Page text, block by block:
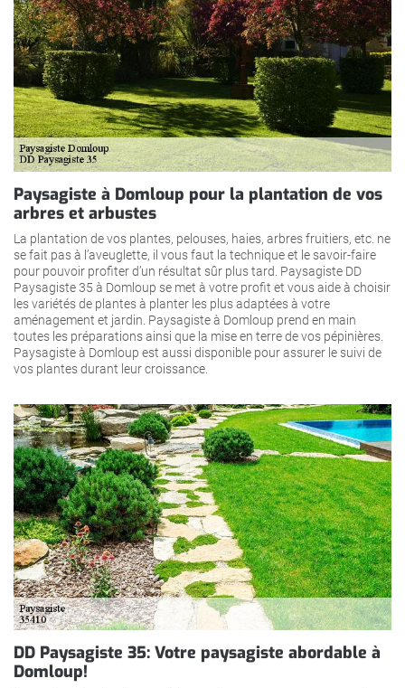
Paysagiste à Domloup pour la plantation de vos
arbres et arbustes
La plantation de vos plantes, pelouses, haies, arbres fruitiers, etc. ne
se fait pas à l’aveuglette, il vous faut la technique et le savoir-faire
pour pouvoir profiter d’un résultat sûr plus tard. Paysagiste DD
Paysagiste 35 à Domloup se met à votre profit et vous aide à choisir
les variétés de plantes à planter les plus adaptées à votre
aménagement et jardin. Paysagiste à Domloup prend en main
toutes les préparations ainsi que la mise en terre de vos pépinières.
Paysagiste à Domloup est aussi disponible pour assurer le suivi de
vos plantes durant leur croissance.
DD Paysagiste 35: Votre paysagiste abordable à
Domloup!